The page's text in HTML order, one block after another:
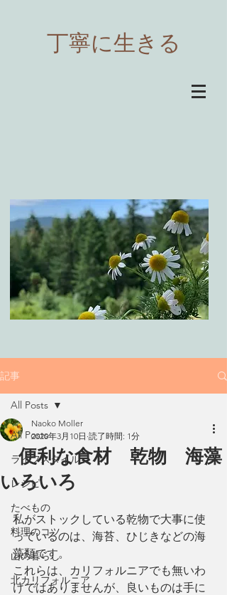
​丁寧に生きる
記事
All Posts
ライフスタイル
レシピ
たべもの
料理のコツ
山の暮らし
北カリフォルニア
All Posts
便利な食材 乾物 海藻
いろいろ
Naoko Moller
2020年3月10日 読了時間: 1分
私がストックしている乾物で大事に使
っているのは、海苔、ひじきなどの海
藻類です。
これらは、カリフォルニアでも無いわ
けではありませんが、良いものは手に